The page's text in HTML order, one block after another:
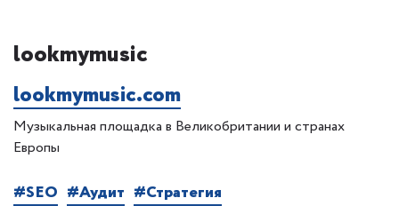
lookmymusic
lookmymusic.com
Музыкальная площадка в Великобритании и странах
Европы
#SEO #Аудит #Стратегия